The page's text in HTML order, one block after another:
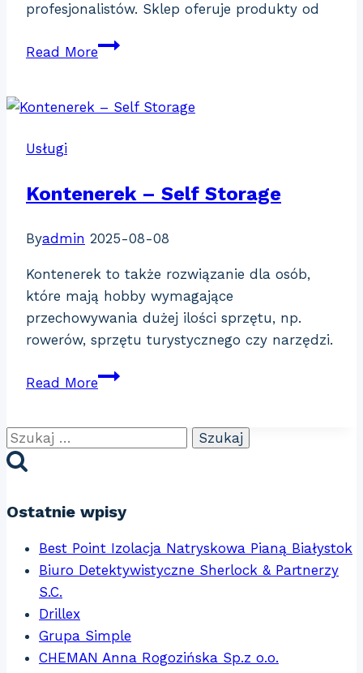
profesjonalistów. Sklep oferuje produkty od
Read MoreLero24
Usługi
Kontenerek – Self Storage
Byadmin 2025-08-08
Kontenerek to także rozwiązanie dla osób,
które mają hobby wymagające
przechowywania dużej ilości sprzętu, np.
rowerów, sprzętu turystycznego czy narzędzi.
Read MoreKontenerek
Szukaj:
Ostatnie wpisy
Best Point Izolacja Natryskowa Pianą Białystok
Biuro Detektywistyczne Sherlock & Partnerzy
S.C.
Drillex
Grupa Simple
CHEMAN Anna Rogozińska Sp.z o.o.